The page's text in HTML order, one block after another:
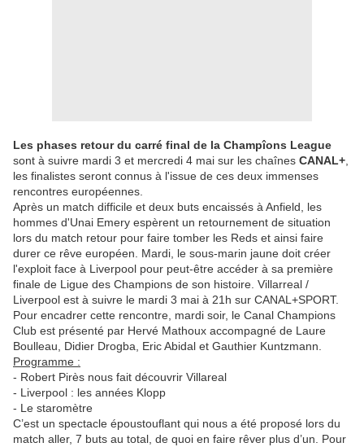
Les phases retour du carré final de la Champîons League
sont à suivre mardi 3 et mercredi 4 mai sur les chaînes CANAL+
les finalistes seront connus à l'issue de ces deux immenses
rencontres européennes.
Après un match difficile et deux buts encaissés à Anfield, les
hommes d'Unai Emery espèrent un retournement de situation
lors du match retour pour faire tomber les Reds et ainsi faire
durer ce rêve européen. Mardi, le sous-marin jaune doit créer
l'exploit face à Liverpool pour peut-être accéder à sa première
finale de Ligue des Champions de son histoire. Villarreal /
Liverpool est à suivre le mardi 3 mai à 21h sur CANAL+SPORT.
Pour encadrer cette rencontre, mardi soir, le Canal Champions
Club est présenté par Hervé Mathoux accompagné de Laure
Boulleau, Didier Drogba, Eric Abidal et Gauthier Kuntzmann.
Programme :
- Robert Pirès nous fait découvrir Villareal
- Liverpool : les années Klopp
- Le staromètre
C’est un spectacle époustouflant qui nous a été proposé lors du
match aller, 7 buts au total, de quoi en faire rêver plus d’un. Pour